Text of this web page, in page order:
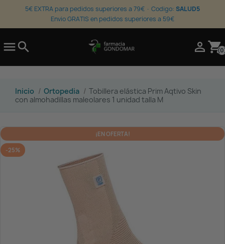
5€ EXTRA para pedidos superiores a 79€ · Codigo: SALUD5
Envio GRATIS en pedidos superiores a 59€
search  shopping_cart
Inicio Ortopedia
Tobillera elástica Prim Aqtivo Skin
con almohadillas maleolares 1 unidad talla M
¡EN OFERTA!
-25%